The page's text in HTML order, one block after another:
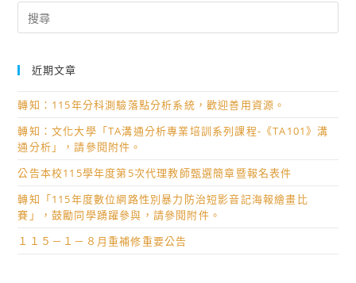
for:
近期文章
轉知：115年分科測驗落點分析系統，歡迎善用資源。
轉知：文化大學「TA溝通分析專業培訓系列課程-《TA101》溝
通分析」，請參閱附件。
公告本校115學年度第5次代理教師甄選簡章暨報名表件
轉知「115年度數位網路性別暴力防治短影音記海報繪畫比
賽」，鼓勵同學踴躍參與，請參閱附件。
１１５－１－８月重補修重要公告